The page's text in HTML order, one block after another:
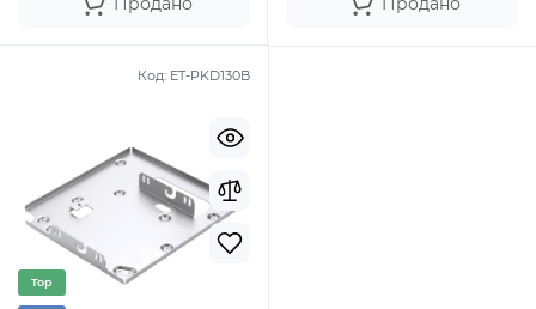
Код: ET-PKD130B
Top